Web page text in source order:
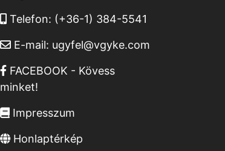
Telefon: (+36-1) 384-5541
E-mail: ugyfel@vgyke.com
FACEBOOK - Kövess
minket!
Impresszum
Honlaptérkép